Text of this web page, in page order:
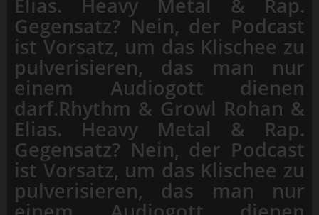
Elias. Heavy Metal & Rap.
Gegensatz? Nein, der Podcast
ist Vorsatz, um das Klischee zu
pulverisieren, das man nur
einem Audiogott dienen
darf.Rhythm & Growl Rohan &
Elias. Heavy Metal & Rap.
Gegensatz? Nein, der Podcast
ist Vorsatz, um das Klischee zu
pulverisieren, das man nur